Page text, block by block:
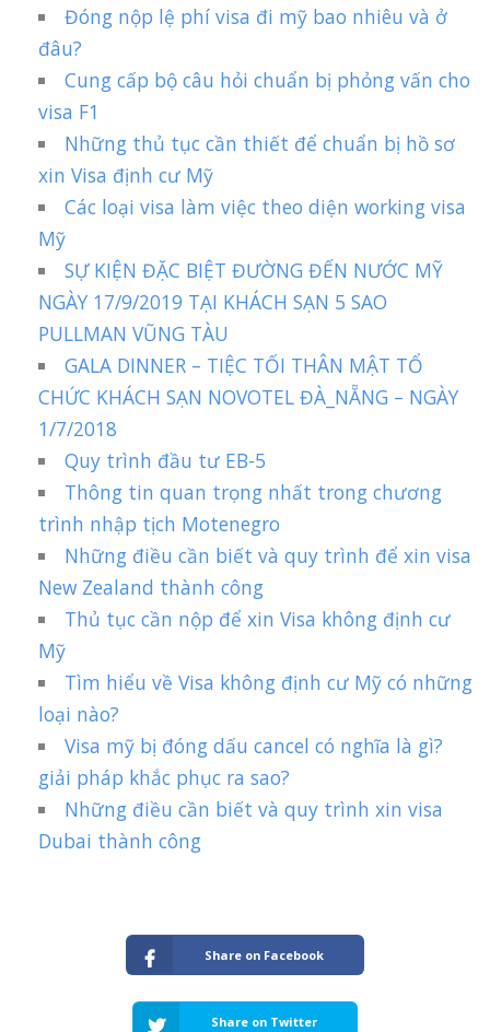
Đóng nộp lệ phí visa đi mỹ bao nhiêu và ở
đâu?
Cung cấp bộ câu hỏi chuẩn bị phỏng vấn cho
visa F1
Những thủ tục cần thiết để chuẩn bị hồ sơ
xin Visa định cư Mỹ
Các loại visa làm việc theo diện working visa
Mỹ
SỰ KIỆN ĐẶC BIỆT ĐƯỜNG ĐẾN NƯỚC MỸ
NGÀY 17/9/2019 TẠI KHÁCH SẠN 5 SAO
PULLMAN VŨNG TÀU
GALA DINNER – TIỆC TỐI THÂN MẬT TỔ
CHỨC KHÁCH SẠN NOVOTEL ĐÀ_NẴNG – NGÀY
1/7/2018
Quy trình đầu tư EB-5
Thông tin quan trọng nhất trong chương
trình nhập tịch Motenegro
Những điều cần biết và quy trình để xin visa
New Zealand thành công
Thủ tục cần nộp để xin Visa không định cư
Mỹ
Tìm hiểu về Visa không định cư Mỹ có những
loại nào?
Visa mỹ bị đóng dấu cancel có nghĩa là gì?
giải pháp khắc phục ra sao?
Những điều cần biết và quy trình xin visa
Dubai thành công
Share on Facebook
Share on Twitter